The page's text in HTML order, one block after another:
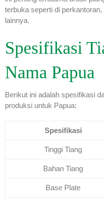
terbuka seperti di
lainnya.
Spesifikasi
Nama Papua
Berikut ini adalah spesifikasi
produksi untuk Papua:
Spesifikasi
Tinggi Tiang
Bahan Tiang
Base Plate